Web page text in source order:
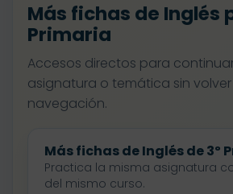
Más fichas de Inglés
Primaria
Accesos directos para
asignatura o temática sin
navegación.
Más fichas de Inglés de 3º
Practica la misma asignatura
del mismo curso.